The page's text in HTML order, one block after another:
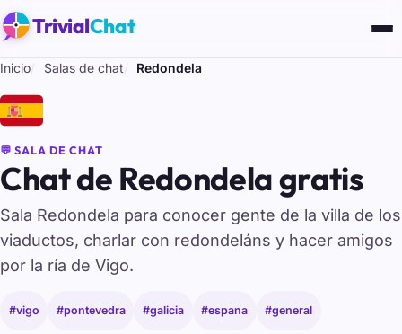
TrivialChat
Inicio Salas de chat Redondela
🇪🇸
💬 SALA DE CHAT
Chat de Redondela gratis
Sala Redondela para conocer gente de la villa de los
viaductos, charlar con redondeláns y hacer amigos
por la ría de Vigo.
#vigo #pontevedra #galicia #espana #general